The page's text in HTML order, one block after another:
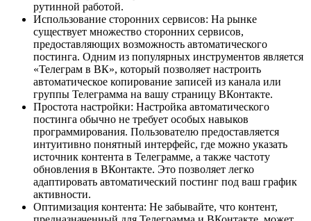
рутинной работой.
Использование сторонних сервисов: На рынке
существует множество сторонних сервисов,
предоставляющих возможность автоматического
постинга. Одним из популярных инструментов является
«Телеграм в ВК», который позволяет настроить
автоматическое копирование записей из канала или
группы Телеграмма на вашу страницу ВКонтакте.
Простота настройки: Настройка автоматического
постинга обычно не требует особых навыков
программирования. Пользователю предоставляется
интуитивно понятный интерфейс, где можно указать
источник контента в Телеграмме, а также частоту
обновления в ВКонтакте. Это позволяет легко
адаптировать автоматический постинг под ваш график
активности.
Оптимизация контента: Не забывайте, что контент,